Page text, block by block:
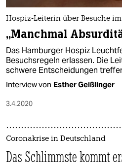
Hospiz-Leiterin über Besuche
„Manchmal
Das Hamburger Hospiz
Besuchsregeln erlassen. Die
schwere Entscheidungen
Interview von Esther Geißlinger
3.4.2020
Coronakrise in Deutschland
Das Schlimmste kommt